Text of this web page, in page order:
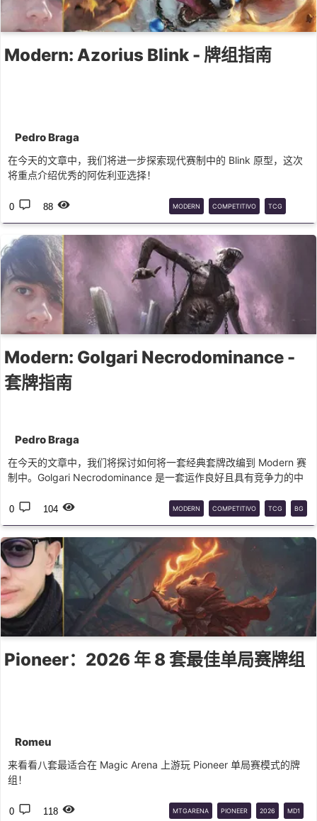
Modern: Azorius Blink - 牌组指南
Pedro Braga
在今天的文章中，我们将进一步探索现代赛制中的 Blink 原型，这次
将重点介绍优秀的阿佐利亚选择！
0 88 MODERN COMPETITIVO TCG
MTG UW
Modern: Golgari Necrodominance -
套牌指南
Pedro Braga
在今天的文章中，我们将探讨如何将一套经典套牌改编到 Modern 赛
制中。Golgari Necrodominance 是一套运作良好且具有竞争力的中
0 104 MODERN COMPETITIVO TCG BG
MTG
Pioneer：2026 年 8 套最佳单局赛牌组
Romeu
来看看八套最适合在 Magic Arena 上游玩 Pioneer 单局赛模式的牌
组！
0 118 MTGARENA PIONEER 2026 MD1